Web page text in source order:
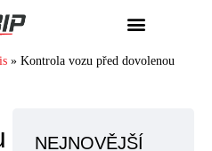
» Kontrola vozu před dovolenou
NEJNOVĚJŠÍ